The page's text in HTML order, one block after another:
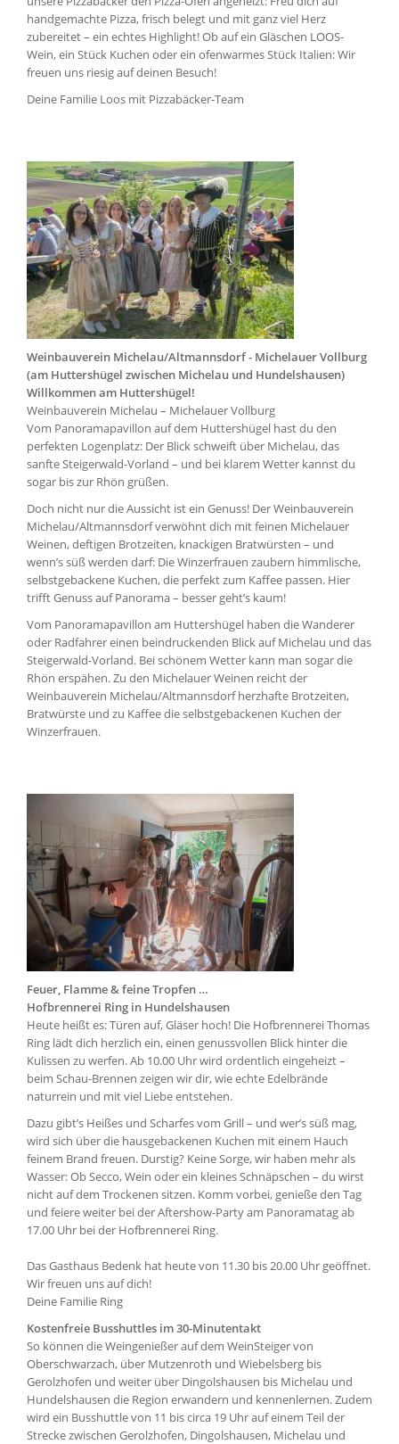
handgemachte Pizza, frisch belegt und mit ganz viel Herz
zubereitet – ein echtes Highlight! Ob auf ein Gläschen LOOS-
Wein, ein Stück Kuchen oder ein ofenwarmes Stück Italien: Wir
freuen uns riesig auf deinen Besuch!
Deine Familie Loos mit Pizzabäcker-Team
Weinbauverein Michelau/Altmannsdorf - Michelauer Vollburg
(am Huttershügel zwischen Michelau und Hundelshausen)
Willkommen am Huttershügel!
Weinbauverein Michelau – Michelauer Vollburg
Vom Panoramapavillon auf dem Huttershügel hast du den
perfekten Logenplatz: Der Blick schweift über Michelau, das
sanfte Steigerwald-Vorland – und bei klarem Wetter kannst du
sogar bis zur Rhön grüßen.
Doch nicht nur die Aussicht ist ein Genuss! Der Weinbauverein
Michelau/Altmannsdorf verwöhnt dich mit feinen Michelauer
Weinen, deftigen Brotzeiten, knackigen Bratwürsten – und
wenn’s süß werden darf: Die Winzerfrauen zaubern himmlische,
selbstgebackene Kuchen, die perfekt zum Kaffee passen. Hier
trifft Genuss auf Panorama – besser geht’s kaum!
Vom Panoramapavillon am Huttershügel haben die Wanderer
oder Radfahrer einen beindruckenden Blick auf Michelau und das
Steigerwald-Vorland. Bei schönem Wetter kann man sogar die
Rhön erspähen. Zu den Michelauer Weinen reicht der
Weinbauverein Michelau/Altmannsdorf herzhafte Brotzeiten,
Bratwürste und zu Kaffee die selbstgebackenen Kuchen der
Winzerfrauen.
Feuer, Flamme & feine Tropfen …
Hofbrennerei Ring in Hundelshausen
Heute heißt es: Türen auf, Gläser hoch! Die Hofbrennerei Thomas
Ring lädt dich herzlich ein, einen genussvollen Blick hinter die
Kulissen zu werfen. Ab 10.00 Uhr wird ordentlich eingeheizt –
beim Schau-Brennen zeigen wir dir, wie echte Edelbrände
naturrein und mit viel Liebe entstehen.
Dazu gibt’s Heißes und Scharfes vom Grill – und wer’s süß mag,
wird sich über die hausgebackenen Kuchen mit einem Hauch
feinem Brand freuen. Durstig? Keine Sorge, wir haben mehr als
Wasser: Ob Secco, Wein oder ein kleines Schnäpschen – du wirst
nicht auf dem Trockenen sitzen. Komm vorbei, genieße den Tag
und feiere weiter bei der Aftershow-Party am Panoramatag ab
17.00 Uhr bei der Hofbrennerei Ring.
Das Gasthaus Bedenk hat heute von 11.30 bis 20.00 Uhr geöffnet.
Wir freuen uns auf dich!
Deine Familie Ring
Kostenfreie Busshuttles im 30-Minutentakt
So können die Weingenießer auf dem WeinSteiger von
Oberschwarzach, über Mutzenroth und Wiebelsberg bis
Gerolzhofen und weiter über Dingolshausen bis Michelau und
Hundelshausen die Region erwandern und kennenlernen. Zudem
wird ein Busshuttle von 11 bis circa 19 Uhr auf einem Teil der
Strecke zwischen Gerolzhofen, Dingolshausen, Michelau und